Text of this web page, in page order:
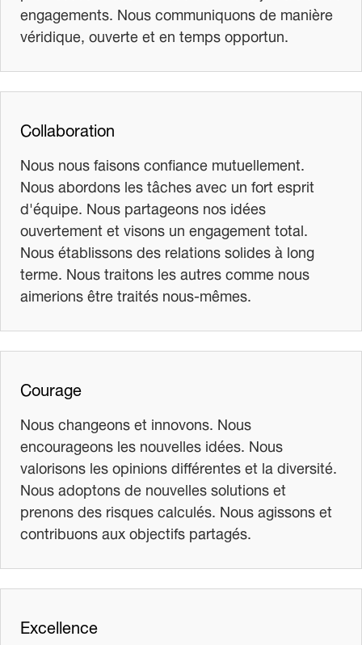
engagements. Nous communiquons de manière
véridique, ouverte et en temps opportun.
Collaboration
Nous nous faisons confiance mutuellement.
Nous abordons les tâches avec un fort esprit
d'équipe. Nous partageons nos idées
ouvertement et visons un engagement total.
Nous établissons des relations solides à long
terme. Nous traitons les autres comme nous
aimerions être traités nous-mêmes.
Courage
Nous changeons et innovons. Nous
encourageons les nouvelles idées. Nous
valorisons les opinions différentes et la diversité.
Nous adoptons de nouvelles solutions et
prenons des risques calculés. Nous agissons et
contribuons aux objectifs partagés.
Excellence